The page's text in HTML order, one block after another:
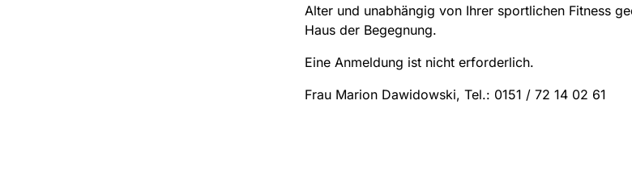
Alter und unabhängig von Ihrer sportlichen Fitness
Haus der Begegnung.
Eine Anmeldung ist nicht erforderlich.
Frau Marion Dawidowski, Tel.: 0151 / 72 14 02 61